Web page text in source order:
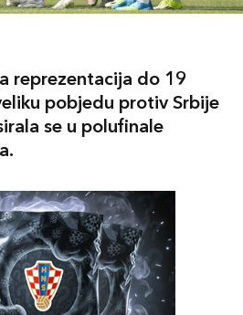
reprezentacija do 19
pobjedu protiv Srbije
se u polufinale